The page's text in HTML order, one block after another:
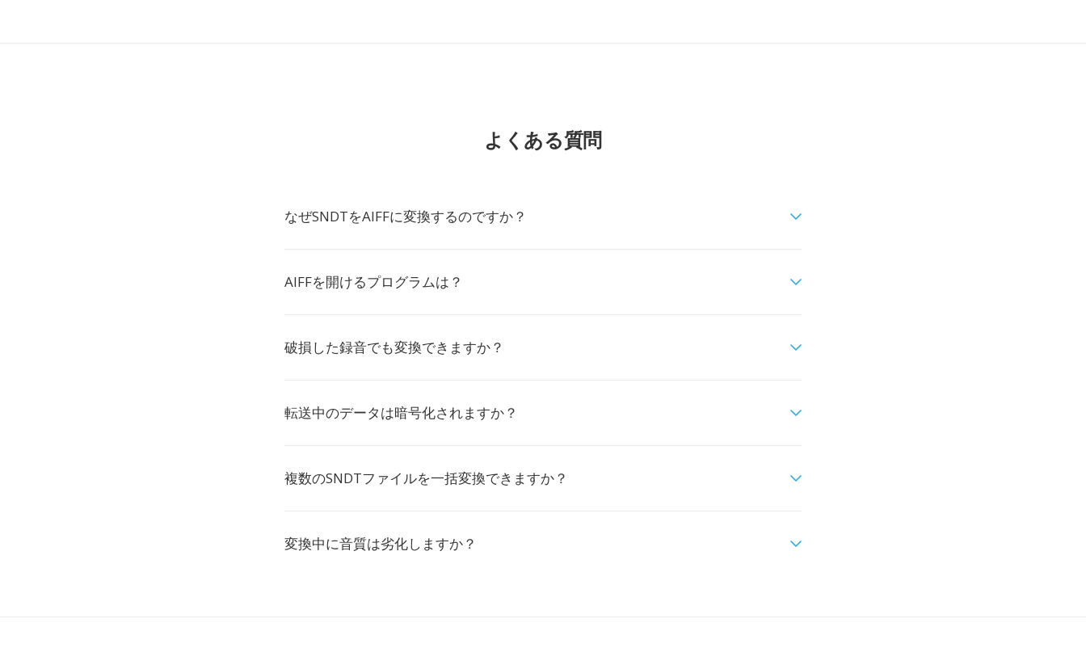
よくある質問
なぜSNDTをAIFFに変換するのですか？
AIFFを開けるプログラムは？
破損した録音でも変換できますか？
転送中のデータは暗号化されますか？
複数のSNDTファイルを一括変換できますか？
変換中に音質は劣化しますか？